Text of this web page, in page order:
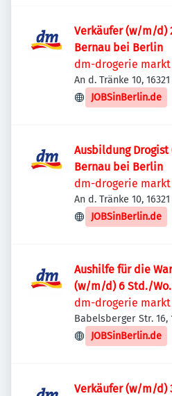
Verkäufer (w/m/d)
Bernau bei Berlin
dm-drogerie markt
An d. Tränke 10,
Deutschland
JOBSinBerlin.de
Ausbildung Drogist
Bernau bei Berlin
dm-drogerie markt
An d. Tränke 10,
Deutschland
JOBSinBerlin.de
Aushilfe für die
(w/m/d) 6 Std./Wo.
dm-drogerie markt
Babelsberger Str. 16,
Deutschland
JOBSinBerlin.de
Verkäufer (w/m/d)